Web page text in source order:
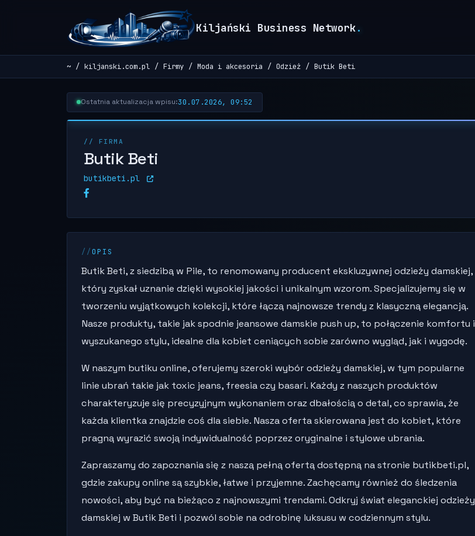
Kiljański Business Network.
~ kiljanski.com.pl Firmy Moda i akcesoria Odzież Butik Beti
Ostatnia aktualizacja wpisu:30.07.2026, 09:52
// FIRMA
Butik Beti
butikbeti.pl
OPIS
Butik Beti, z siedzibą w Pile, to renomowany producent ekskluzywnej odzieży damskiej,
który zyskał uznanie dzięki wysokiej jakości i unikalnym wzorom. Specjalizujemy się w
tworzeniu wyjątkowych kolekcji, które łączą najnowsze trendy z klasyczną elegancją.
Nasze produkty, takie jak spodnie jeansowe damskie push up, to połączenie komfortu i
wyszukanego stylu, idealne dla kobiet ceniących sobie zarówno wygląd, jak i wygodę.
W naszym butiku online, oferujemy szeroki wybór odzieży damskiej, w tym popularne
linie ubrań takie jak toxic jeans, freesia czy basari. Każdy z naszych produktów
charakteryzuje się precyzyjnym wykonaniem oraz dbałością o detal, co sprawia, że
każda klientka znajdzie coś dla siebie. Nasza oferta skierowana jest do kobiet, które
pragną wyrazić swoją indywidualność poprzez oryginalne i stylowe ubrania.
Zapraszamy do zapoznania się z naszą pełną ofertą dostępną na stronie butikbeti.pl,
gdzie zakupy online są szybkie, łatwe i przyjemne. Zachęcamy również do śledzenia
nowości, aby być na bieżąco z najnowszymi trendami. Odkryj świat eleganckiej odzieży
damskiej w Butik Beti i pozwól sobie na odrobinę luksusu w codziennym stylu.